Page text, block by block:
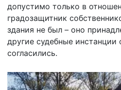
допустимо только в
градозащитник
здания не был – оно
другие судебные
согласились.